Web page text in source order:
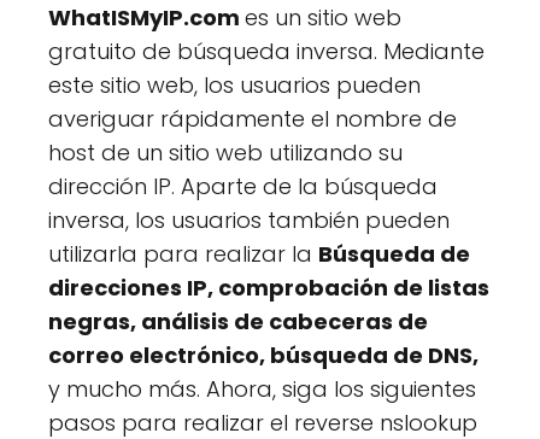
WhatISMyIP.com es un sitio web
gratuito de búsqueda inversa. Mediante
este sitio web, los usuarios pueden
averiguar rápidamente el nombre de
host de un sitio web utilizando su
dirección IP. Aparte de la búsqueda
inversa, los usuarios también pueden
utilizarla para realizar la Búsqueda de
direcciones IP, comprobación de listas
negras, análisis de cabeceras de
correo electrónico, búsqueda de DNS,
y mucho más. Ahora, siga los siguientes
pasos para realizar el reverse nslookup